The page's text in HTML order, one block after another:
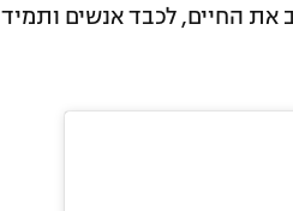
את החיים, לכבד אנשים ותמיד